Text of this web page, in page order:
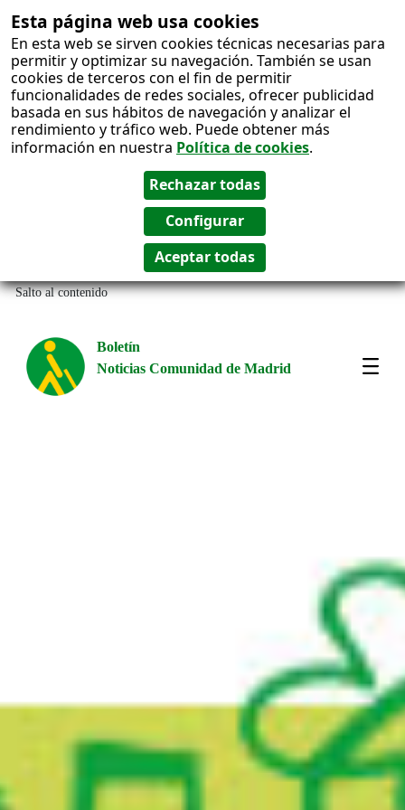
Esta página web usa cookies
En esta web se sirven cookies técnicas necesarias para
permitir y optimizar su navegación. También se usan
cookies de terceros con el fin de permitir
funcionalidades de redes sociales, ofrecer publicidad
basada en sus hábitos de navegación y analizar el
rendimiento y tráfico web. Puede obtener más
información en nuestra Política de cookies.
Salto al contenido
Boletín
Noticias Comunidad de Madrid